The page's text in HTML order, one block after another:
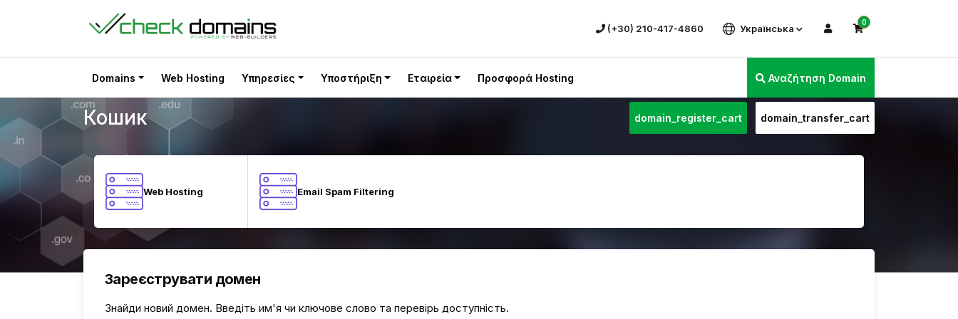
(+30) 210-417-4860 Українська
0
Domains Web Hosting Υπηρεσίες Υποστήριξη Εταιρεία Προσφορά Hosting Αναζήτηση Domain
Кошик
Кошик domain_register_cart domain_transfer_cart
Web Hosting Email Spam Filtering
Зареєструвати домен
Знайди новий домен. Введіть им'я чи ключове слово та перевірь доступність.